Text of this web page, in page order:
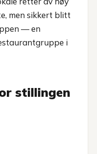
men sikkert blitt
— en
i
stillingen